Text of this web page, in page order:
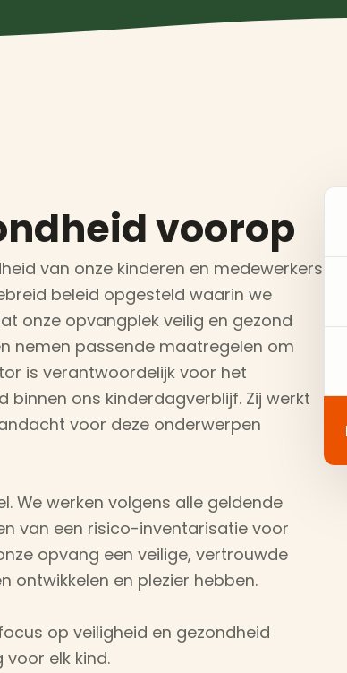
voorop
van onze kinderen en medewerkers
beleid opgesteld waarin we
onze opvangplek veilig en gezond
nemen passende maatregelen om
is verantwoordelijk voor het
ons kinderdagverblijf. Zij werkt
voor deze onderwerpen
We werken volgens alle geldende
van een risico-inventarisatie voor
opvang een veilige, vertrouwde
ontwikkelen en plezier hebben.
op veiligheid en gezondheid
elk kind.